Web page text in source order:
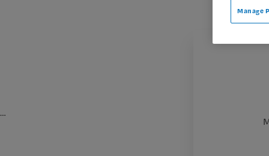
…
Manage